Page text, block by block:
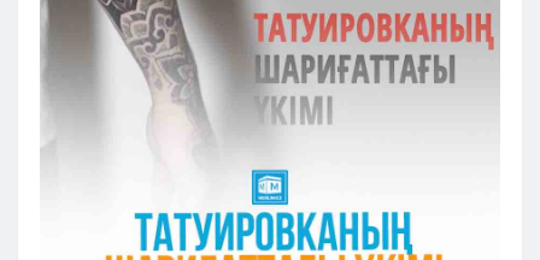
Павлодар
Петропавловск
Усть-Каменогорск
Шымкент